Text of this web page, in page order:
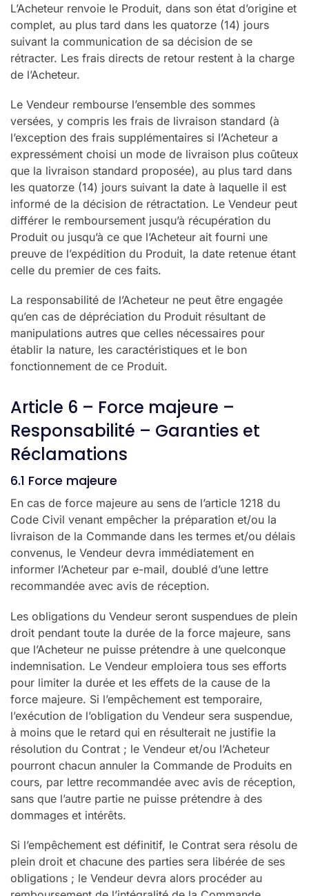
L’Acheteur renvoie le Produit, dans son état d’origine et
complet, au plus tard dans les quatorze (14) jours
suivant la communication de sa décision de se
rétracter. Les frais directs de retour restent à la charge
de l’Acheteur.
Le Vendeur rembourse l’ensemble des sommes
versées, y compris les frais de livraison standard (à
l’exception des frais supplémentaires si l’Acheteur a
expressément choisi un mode de livraison plus coûteux
que la livraison standard proposée), au plus tard dans
les quatorze (14) jours suivant la date à laquelle il est
informé de la décision de rétractation. Le Vendeur peut
différer le remboursement jusqu’à récupération du
Produit ou jusqu’à ce que l’Acheteur ait fourni une
preuve de l’expédition du Produit, la date retenue étant
celle du premier de ces faits.
La responsabilité de l’Acheteur ne peut être engagée
qu’en cas de dépréciation du Produit résultant de
manipulations autres que celles nécessaires pour
établir la nature, les caractéristiques et le bon
fonctionnement de ce Produit.
Article 6 – Force majeure –
Responsabilité – Garanties et
Réclamations
6.1 Force majeure
En cas de force majeure au sens de l’article 1218 du
Code Civil venant empêcher la préparation et/ou la
livraison de la Commande dans les termes et/ou délais
convenus, le Vendeur devra immédiatement en
informer l’Acheteur par e-mail, doublé d’une lettre
recommandée avec avis de réception.
Les obligations du Vendeur seront suspendues de plein
droit pendant toute la durée de la force majeure, sans
que l’Acheteur ne puisse prétendre à une quelconque
indemnisation. Le Vendeur emploiera tous ses efforts
pour limiter la durée et les effets de la cause de la
force majeure. Si l’empêchement est temporaire,
l’exécution de l’obligation du Vendeur sera suspendue,
à moins que le retard qui en résulterait ne justifie la
résolution du Contrat ; le Vendeur et/ou l’Acheteur
pourront chacun annuler la Commande de Produits en
cours, par lettre recommandée avec avis de réception,
sans que l’autre partie ne puisse prétendre à des
dommages et intérêts.
Si l’empêchement est définitif, le Contrat sera résolu de
plein droit et chacune des parties sera libérée de ses
obligations ; le Vendeur devra alors procéder au